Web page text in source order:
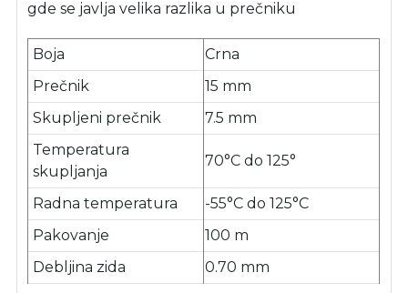
gde se javlja velika razlika u prečniku
Boja
Crna
Prečnik
15 mm
Skupljeni prečnik
7.5 mm
Temperatura
skupljanja
70°C do 125°
Radna temperatura
-55°C do 125°C
Pakovanje
100 m
Debljina zida
0.70 mm